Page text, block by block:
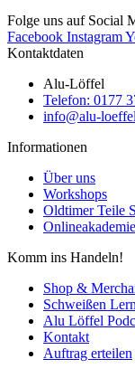
Folge uns auf Social
Facebook Instagram
Kontaktdaten
Alu-Löffel
Telefon: 0177
info@alu-
Informationen
Über uns
Workshops
Oldtimer Teile
Onlineakademie
Komm ins Handeln!
Shop &
Schweißen
Alu Löffel
Kontakt
Auftrag erteilen